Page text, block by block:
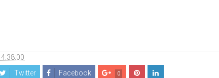
Twitter Facebook 0